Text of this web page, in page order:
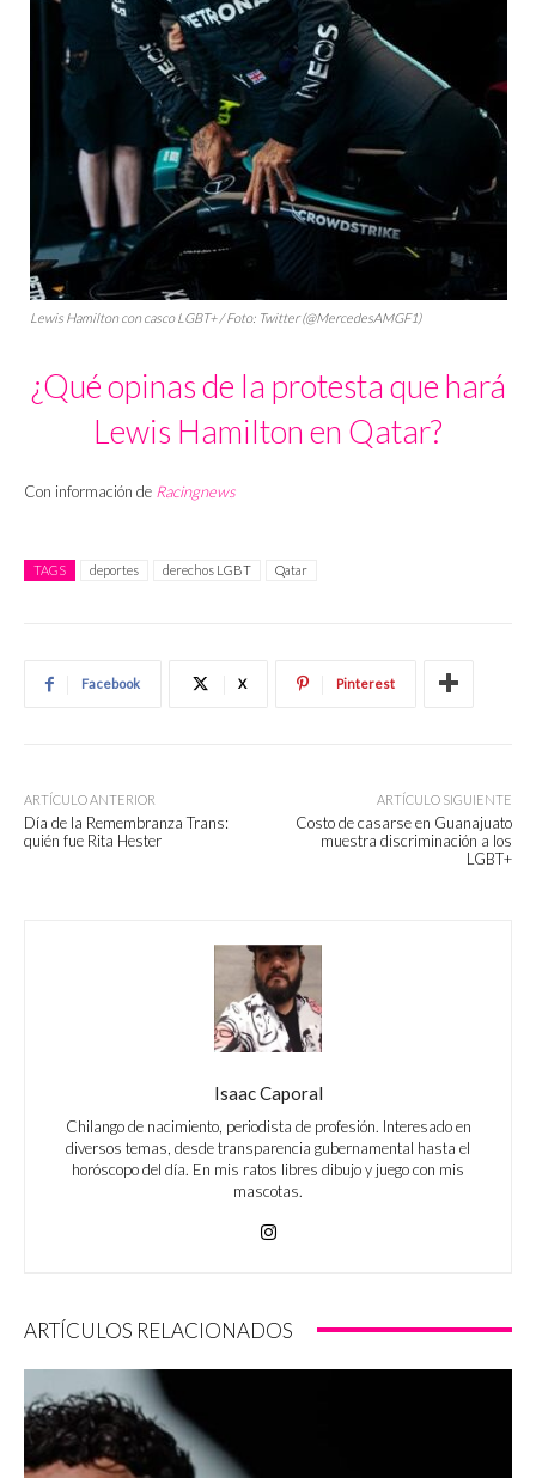
Lewis Hamilton con casco LGBT+ / Foto: Twitter (@MercedesAMGF1)
¿Qué opinas de la protesta que hará
Lewis Hamilton en Qatar?
Con información de Racingnews
TAGS deportes derechos LGBT Qatar
Facebook X Pinterest
ARTÍCULO ANTERIOR
Día de la Remembranza Trans:
quién fue Rita Hester
ARTÍCULO SIGUIENTE
Costo de casarse en Guanajuato
muestra discriminación a los
LGBT+
Isaac Caporal
Chilango de nacimiento, periodista de profesión. Interesado en
diversos temas, desde transparencia gubernamental hasta el
horóscopo del día. En mis ratos libres dibujo y juego con mis
mascotas.
ARTÍCULOS RELACIONADOS